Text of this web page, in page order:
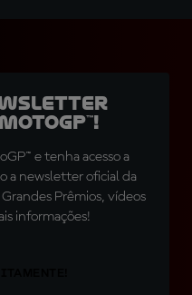
e tenha acesso a
a newsletter oficial da
Prêmios, vídeos
informações!